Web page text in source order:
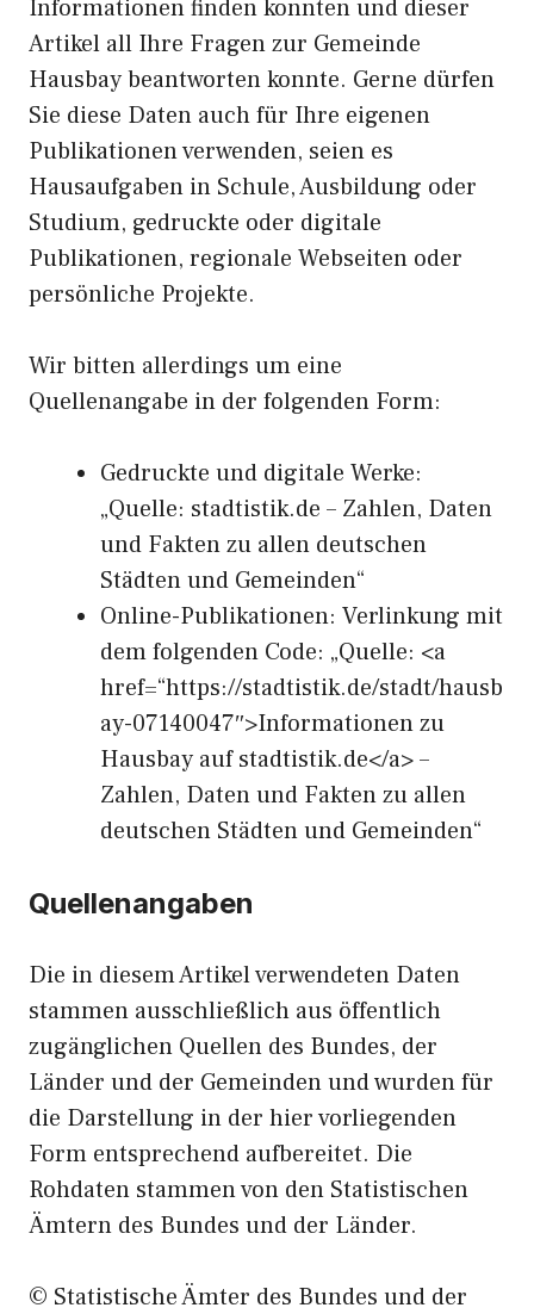
Informationen finden konnten und dieser
Artikel all Ihre Fragen zur Gemeinde
Hausbay beantworten konnte. Gerne dürfen
Sie diese Daten auch für Ihre eigenen
Publikationen verwenden, seien es
Hausaufgaben in Schule, Ausbildung oder
Studium, gedruckte oder digitale
Publikationen, regionale Webseiten oder
persönliche Projekte.
Wir bitten allerdings um eine
Quellenangabe in der folgenden Form:
Gedruckte und digitale Werke:
„Quelle: stadtistik.de – Zahlen, Daten
und Fakten zu allen deutschen
Städten und Gemeinden“
Online-Publikationen: Verlinkung mit
dem folgenden Code: „Quelle: <a
href=“https://stadtistik.de/stadt/hausb
ay-07140047″>Informationen zu
Hausbay auf stadtistik.de</a> –
Zahlen, Daten und Fakten zu allen
deutschen Städten und Gemeinden“
Quellenangaben
Die in diesem Artikel verwendeten Daten
stammen ausschließlich aus öffentlich
zugänglichen Quellen des Bundes, der
Länder und der Gemeinden und wurden für
die Darstellung in der hier vorliegenden
Form entsprechend aufbereitet. Die
Rohdaten stammen von den Statistischen
Ämtern des Bundes und der Länder.
© Statistische Ämter des Bundes und der